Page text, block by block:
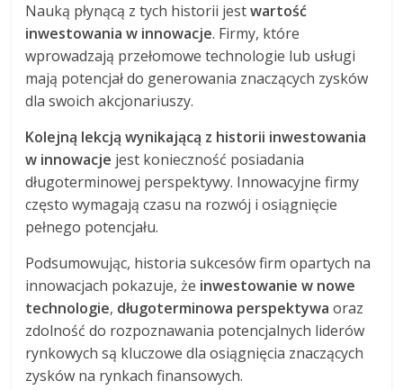
Nauką płynącą z tych historii jestwartość
inwestowania w innowacje. Firmy, które
wprowadzają przełomowe technologie lub usługi
mają potencjał do generowania znaczących zysków
dla swoich akcjonariuszy.
Kolejną lekcją wynikającą z historii inwestowania
w innowacje jest konieczność posiadania
długoterminowej perspektywy. Innowacyjne firmy
często wymagają czasu na rozwój i osiągnięcie
pełnego potencjału.
Podsumowując, historia sukcesów firm opartych na
innowacjach pokazuje, że inwestowanie w nowe
technologie, długoterminowa perspektywa oraz
zdolność do rozpoznawania potencjalnych liderów
rynkowych są kluczowe dla osiągnięcia znaczących
zysków na rynkach finansowych.